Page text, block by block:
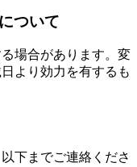
ついて
場合があります。変
より効力を有するも
下までご連絡くださ